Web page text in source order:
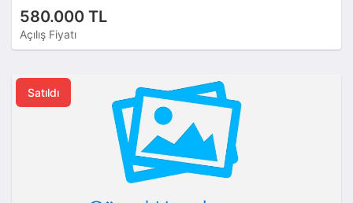
580.000 TL
Açılış Fiyatı
Satıldı